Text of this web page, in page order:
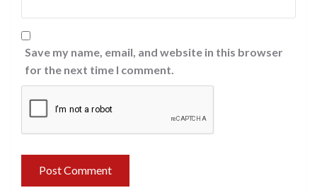
Save my name, email, and website in this browser
for the next time I comment.